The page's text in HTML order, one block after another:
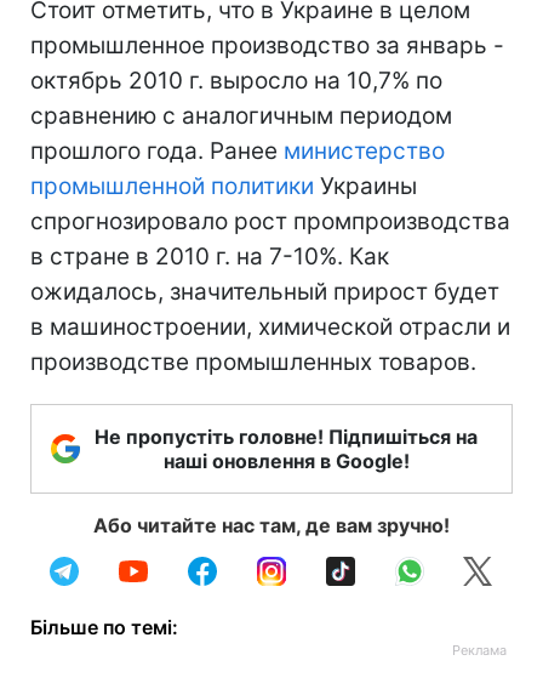
Стоит отметить, что в Украине в целом
промышленное производство за январь -
октябрь 2010 г. выросло на 10,7% по
сравнению с аналогичным периодом
прошлого года. Ранее министерство
промышленной политики Украины
спрогнозировало рост промпроизводства
в стране в 2010 г. на 7-10%. Как
ожидалось, значительный прирост будет
в машиностроении, химической отрасли и
производстве промышленных товаров.
Не пропустіть головне! Підпишіться на
наші оновлення в Google!
Або читайте нас там, де вам зручно!
Більше по темі: